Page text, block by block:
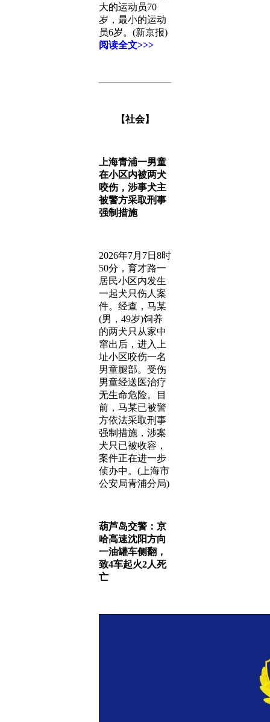
大的运动员70
岁，最小的运动
员6岁。(新京报)
阅读全文>>>
【社会】
上海青浦一男童
在小区内被两犬
咬伤，涉事犬主
被警方采取刑事
强制措施
2026年7月7日8时
50分，育才路一
居民小区内发生
一起犬只伤人案
件。经查，马某
(男，49岁)饲养
的两犬只从家中
窜出后，进入上
址小区咬伤一名
男童腿部。受伤
男童经送医治疗
无生命危险。目
前，马某已被警
方依法采取刑事
强制措施，涉案
犬只已被收容，
案件正在进一步
侦办中。(上海市
公安局青浦分局)
葫芦岛交警：京
哈高速沈阳方向
一油罐车侧翻，
致4车起火2人死
亡